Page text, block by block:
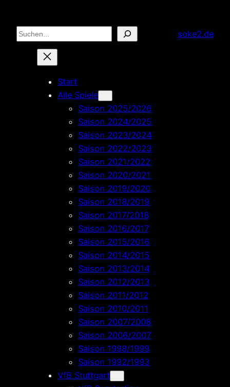
Inhalt
springen
Suchen soke2.de
Start
Alle Spiele
Saison 2025/2026
Saison 2024/2025
Saison 2023/2024
Saison 2022/2023
Saison 2021/2022
Saison 2020/2021
Saison 2019/2020
Saison 2018/2019
Saison 2017/2018
Saison 2016/2017
Saison 2015/2016
Saison 2014/2015
Saison 2013/2014
Saison 2012/2013
Saison 2011/2012
Saison 2010/2011
Saison 2007/2008
Saison 2006/2007
Saison 1998/1999
Saison 1992/1993
VfB Stuttgart